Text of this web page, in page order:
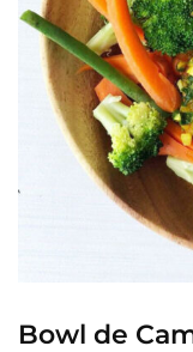
Bowl de